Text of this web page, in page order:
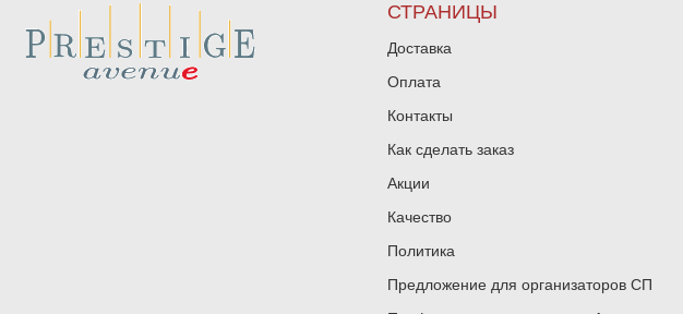
СТРАНИЦЫ
Доставка
Оплата
Контакты
Как сделать заказ
Акции
Качество
Политика
Предложение для организаторов СП